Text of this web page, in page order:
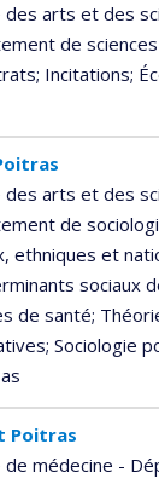
des arts et des
de
; Incitations;
des arts et des
de
ethniques et
sociaux
de santé;
; Sociologie
Poitras
de médecine -